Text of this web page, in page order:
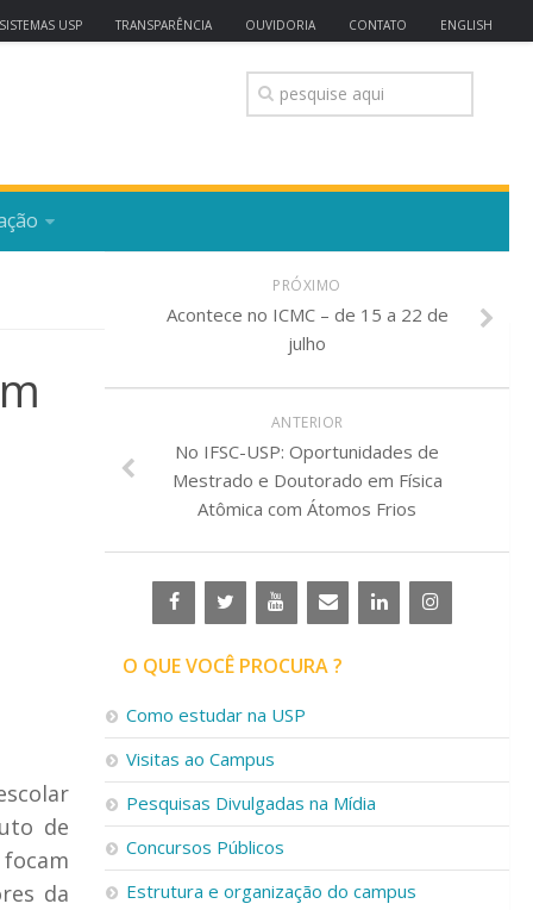
SISTEMAS USP TRANSPARÊNCIA OUVIDORIA CONTATO ENGLISH
de
da
PRÓXIMO
Acontece no ICMC – de 15 a 22 de
julho
ANTERIOR
No IFSC-USP: Oportunidades de
Mestrado e Doutorado em Física
Atômica com Átomos Frios
O QUE VOCÊ PROCURA ?
Como estudar na USP
Visitas ao Campus
Pesquisas Divulgadas na Mídia
Concursos Públicos
Estrutura e organização do campus